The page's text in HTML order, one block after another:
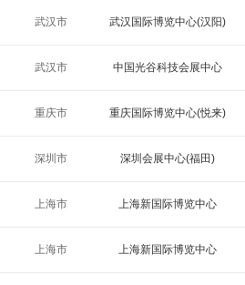
武汉市 武汉国际博览中心(汉阳)
武汉市 中国光谷科技会展中心
重庆市 重庆国际博览中心(悦来)
深圳市 深圳会展中心(福田)
上海市 上海新国际博览中心
上海市 上海新国际博览中心